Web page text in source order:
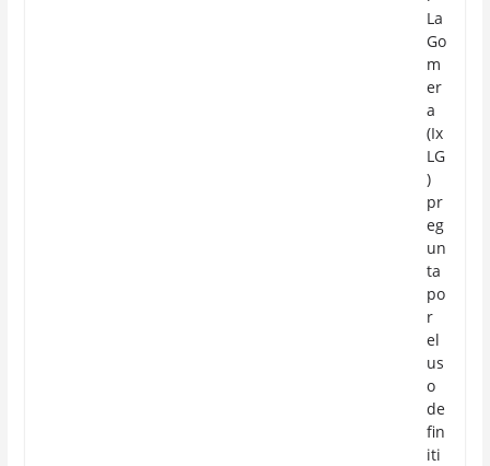
La
Go
m
er
a
(Ix
LG
)
pr
eg
un
ta
po
r
el
us
o
de
fin
iti